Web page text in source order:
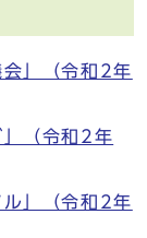
」（令和2年
（令和2年
」（令和2年